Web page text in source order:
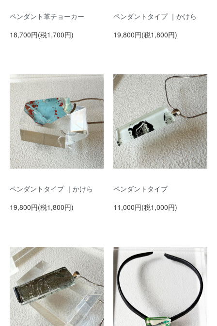
ペンダント革チョーカー
18,700円(税1,700円)
ペンダントタイプ ｜かけら
19,800円(税1,800円)
ペンダントタイプ ｜かけら
19,800円(税1,800円)
ペンダントタイプ
11,000円(税1,000円)